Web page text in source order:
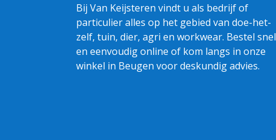
Bij Van Keijsteren vindt u als bedrijf of
particulier alles op het gebied van doe-het-
zelf, tuin, dier, agri en workwear. Bestel snel
en eenvoudig online of kom langs in onze
winkel in Beugen voor deskundig advies.